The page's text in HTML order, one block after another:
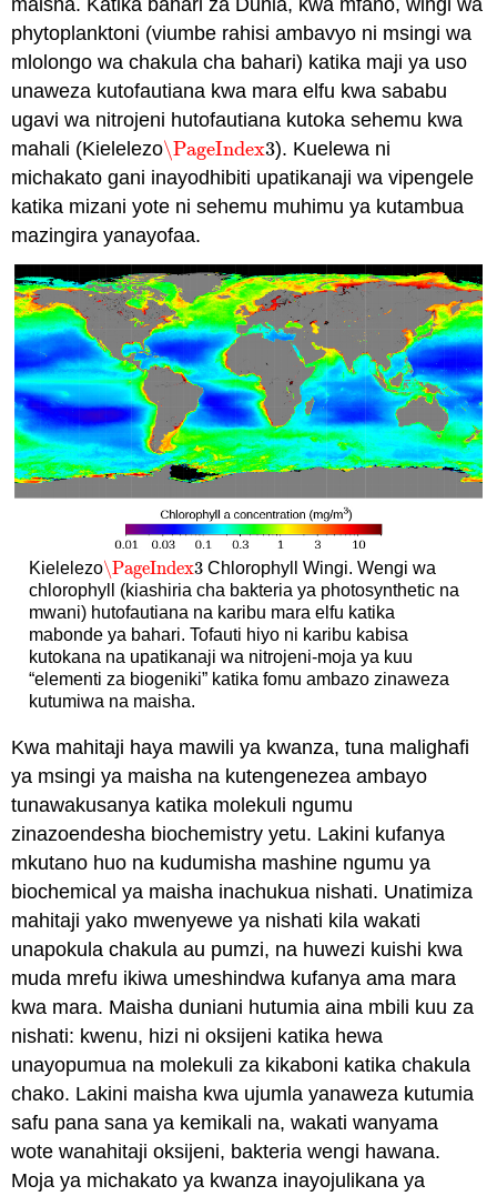
maisha. Katika bahari za Dunia, kwa mfano, wingi wa
phytoplanktoni (viumbe rahisi ambavyo ni msingi wa
mlolongo wa chakula cha bahari) katika maji ya uso
unaweza kutofautiana kwa mara elfu kwa sababu
ugavi wa nitrojeni hutofautiana kutoka sehemu kwa
mahali (Kielelezo\PageIndex3
\PageIndex3). Kuelewa ni
michakato gani inayodhibiti upatikanaji wa vipengele
katika mizani yote ni sehemu muhimu ya kutambua
mazingira yanayofaa.
Kielelezo\PageIndex3
\PageIndex3 Chlorophyll Wingi. Wengi wa
chlorophyll (kiashiria cha bakteria ya photosynthetic na
mwani) hutofautiana na karibu mara elfu katika
mabonde ya bahari. Tofauti hiyo ni karibu kabisa
kutokana na upatikanaji wa nitrojeni-moja ya kuu
“elementi za biogeniki” katika fomu ambazo zinaweza
kutumiwa na maisha.
Kwa mahitaji haya mawili ya kwanza, tuna malighafi
ya msingi ya maisha na kutengenezea ambayo
tunawakusanya katika molekuli ngumu
zinazoendesha biochemistry yetu. Lakini kufanya
mkutano huo na kudumisha mashine ngumu ya
biochemical ya maisha inachukua nishati. Unatimiza
mahitaji yako mwenyewe ya nishati kila wakati
unapokula chakula au pumzi, na huwezi kuishi kwa
muda mrefu ikiwa umeshindwa kufanya ama mara
kwa mara. Maisha duniani hutumia aina mbili kuu za
nishati: kwenu, hizi ni oksijeni katika hewa
unayopumua na molekuli za kikaboni katika chakula
chako. Lakini maisha kwa ujumla yanaweza kutumia
safu pana sana ya kemikali na, wakati wanyama
wote wanahitaji oksijeni, bakteria wengi hawana.
Moja ya michakato ya kwanza inayojulikana ya